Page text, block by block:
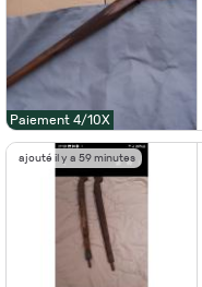
Paiement 4/10X
ajouté il y a 59 minutes